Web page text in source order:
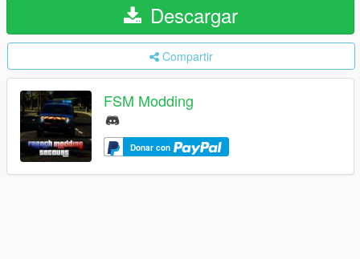
Descargar
Compartir
FSM Modding
Donar con